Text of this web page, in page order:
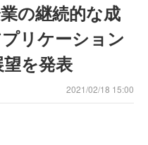
の継続的な成
リケーション
を発表
2021/02/18 15:00